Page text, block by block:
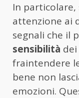
In
attenzione ai
segnali che il
sensibilità
fraintendere
bene non
emozioni.